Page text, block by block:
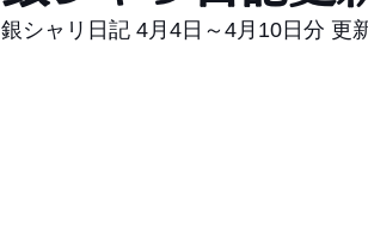
銀シャリ日記 4月4日～4月10日分 更